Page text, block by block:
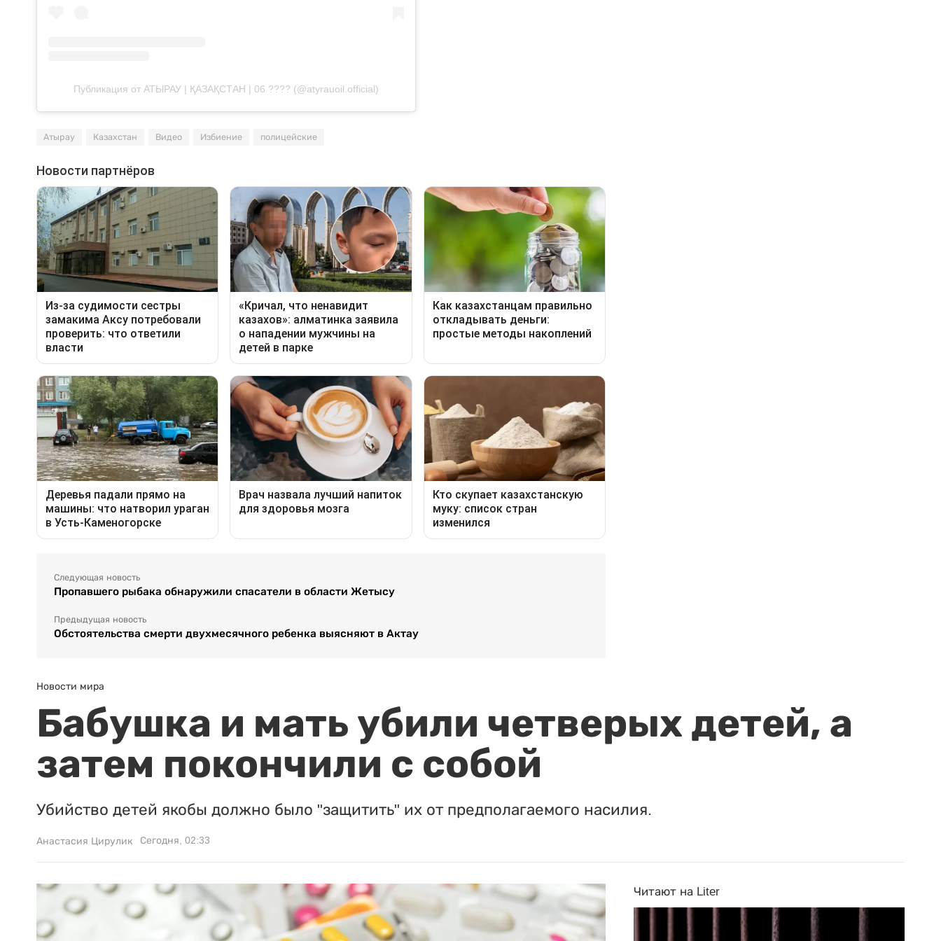
Публикация от АТЫРАУ | ҚАЗАҚСТАН | 06 ???? (@atyrauoil.official)
Атырау Казахстан Видео Избиение полицейские
Следующая новость
Пропавшего рыбака обнаружили спасатели в области Жетысу
Предыдущая новость
Обстоятельства смерти двухмесячного ребенка выясняют в Актау
Новости мира
Бабушка и мать убили четверых детей, а
затем покончили с собой
Убийство детей якобы должно было "защитить" их от предполагаемого насилия.
Анастасия Цирулик Сегодня, 02:33
Читают на Liter